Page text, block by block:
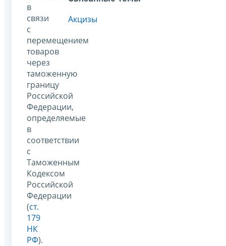
в
связи
с
перемещением
товаров
через
таможенную
границу
Российской
Федерации,
определяемые
в
соответствии
с
Таможенным
Кодексом
Российской
Федерации
(ст.
179
НК
РФ).
Акцизы